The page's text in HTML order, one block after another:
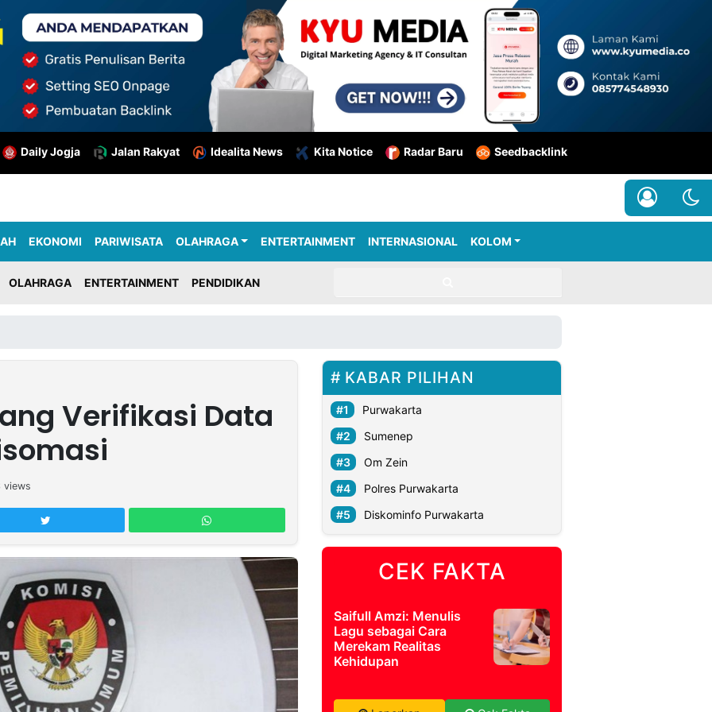
Daily Jogja Jalan Rakyat Idealita News Kita Notice Radar Baru Seedbacklink
EKONOMI PARIWISATA OLAHRAGA ENTERTAINMENT INTERNASIONAL KOLOM
OLAHRAGA ENTERTAINMENT PENDIDIKAN
Verifikasi Data
views
KABAR PILIHAN
Purwakarta
Sumenep
Om Zein
Polres Purwakarta
Diskominfo Purwakarta
CEK FAKTA
Saifull Amzi: Menulis
Lagu sebagai Cara
Merekam Realitas
Kehidupan